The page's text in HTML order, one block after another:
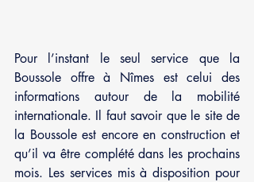
Pour l’instant le seul service que la
Boussole offre à Nîmes est celui des
informations autour de la mobilité
internationale. Il faut savoir que le site de
la Boussole est encore en construction et
qu’il va être complété dans les prochains
mois. Les services mis à disposition pour